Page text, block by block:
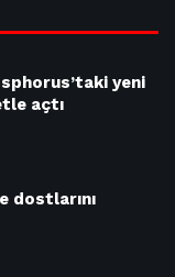
yeni
açtı
dostlarını